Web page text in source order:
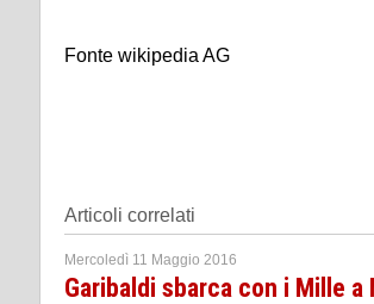
Fonte wikipedia AG
Articoli correlati
Mercoledì 11 Maggio 2016
Garibaldi sbarca con i Mille a